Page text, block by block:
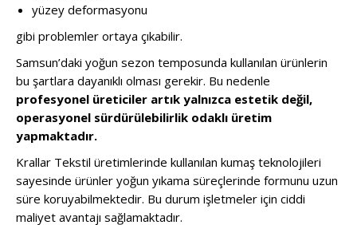
yüzey deformasyonu
gibi problemler ortaya çıkabilir.
Samsun’daki yoğun sezon temposunda kullanılan ürünlerin
bu şartlara dayanıklı olması gerekir. Bu nedenle
profesyonel üreticiler artık yalnızca estetik değil,
operasyonel sürdürülebilirlik odaklı üretim
yapmaktadır.
Krallar Tekstil üretimlerinde kullanılan kumaş teknolojileri
sayesinde ürünler yoğun yıkama süreçlerinde formunu uzun
süre koruyabilmektedir. Bu durum işletmeler için ciddi
maliyet avantajı sağlamaktadır.